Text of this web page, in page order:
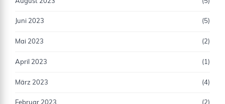
Juni 2023 (5)
Mai 2023 (2)
April 2023 (1)
März 2023 (4)